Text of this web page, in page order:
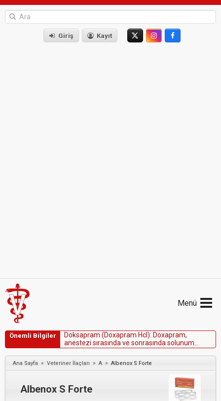
Giriş Kayıt
Menü
Önemli Bilgiler Doksapram (Doxapram Hc): Doxapram,
anestezi sırasında ve sonrasında so unum
merkeziniuyararakuyanmayıvereflekslerin
geridönüşünühızlandırmakiçinatlarda,
ke dilerde v e kö peklerd e kulla
Ana Sayfa » Veteriner İlaçları » A » Albenox S Forte
Albenox S Forte